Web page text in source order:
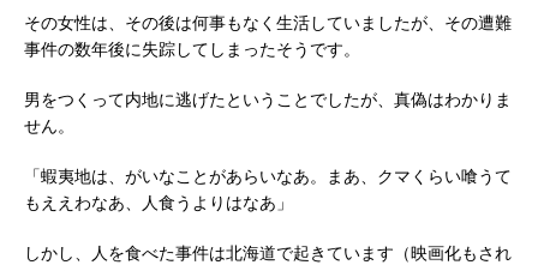
その女性は、その後は何事もなく生活していましたが、その遭難
事件の数年後に失踪してしまったそうです。
男をつくって内地に逃げたということでしたが、真偽はわかりま
せん。
「蝦夷地は、がいなことがあらいなあ。まあ、クマくらい喰うて
もええわなあ、人食うよりはなあ」
しかし、人を食べた事件は北海道で起きています（映画化もされ